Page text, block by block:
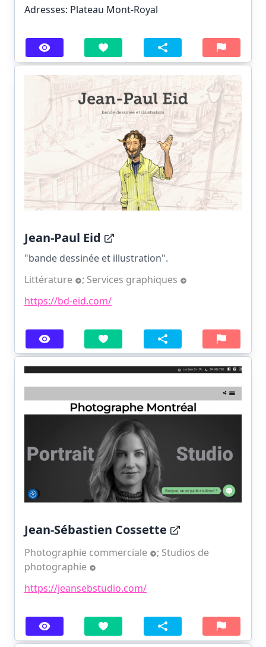
Adresses: Plateau Mont-Royal
Jean-Paul Eid
"bande dessinée et illustration".
Littérature
; Services graphiques
https://bd-eid.com/
Jean-Sébastien Cossette
Photographie commerciale ; Studios de
photographie
https://jeansebstudio.com/